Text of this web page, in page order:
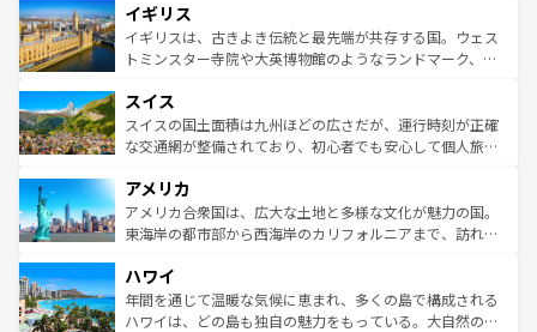
いる。シャンパンの発祥地であるランス、プロヴァンスの
香り高いラベンダー畑など、多彩な楽しみ方が可能だ。さ
らに、パリ以外の地域にも魅力が溢れており、どの街角に
れる地方に足を運ぶとそれぞれで全く異なる文化を体験で
きるだろう。 なお、新着のフランス情報はコンテンツ一覧
を参照してほしい。
顔を持つこの国は、どこを歩いても飽きることがない。ベ
ルリンの文化的活気、バイエルン州のアルプスの絶景、そ
してライン川沿いのワイン畑といった風景は必見。ビール
は、お酒好きな人にはぜひ体験してほしい。 なお、新着の
ドイツ情報はコンテンツ一覧を参照してほしい。
イギリス
イギリスは、古きよき伝統と最先端が共存する国。ウェス
トミンスター寺院や大英博物館のようなランドマーク、歴
リアごとに異なる魅力がある。また、優雅なアフタヌーン
ティー、ビール好きにはたまらない英国パブ、サッカー観
戦など、本場だからこそできる体験も豊富。イギリスを旅
ンツ一覧を参照してほしい。
スイス
スイスの国土面積は九州ほどの広さだが、運行時刻が正確
な交通網が整備されており、初心者でも安心して個人旅行
の建物がそのまま残る町や、スイスならではのユニークな
博物館もあり、アルプス観光だけでなく町歩きも満喫する
ことができる。国民の所得が高いため物価も高いが、旅行
ば市内交通費無料で観光を楽しむこともできる。 なお、新
着のスイス情報はコンテンツ一覧 を参照してほしい。
アメリカ
アメリカ合衆国は、広大な土地と多様な文化が魅力の国。
東海岸の都市部から西海岸のカリフォルニアまで、訪れる
のような巨大都市は、観光、ショッピング、エンターテイ
ンメントが詰まった刺激的なスポットだ。一方、アメリカ
西部には大自然が広がり、グランドキャニオンやイエロー
ハワイ
年間を通じて温暖な気候に恵まれ、多くの島で構成される
ハワイは、どの島も独自の魅力をもっている。大自然の神